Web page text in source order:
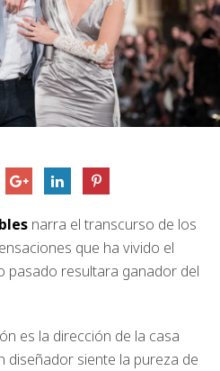
narra el transcurso de los
que ha vivido el
pasado resultara ganador del
es la dirección de la casa
diseñador siente la pureza de